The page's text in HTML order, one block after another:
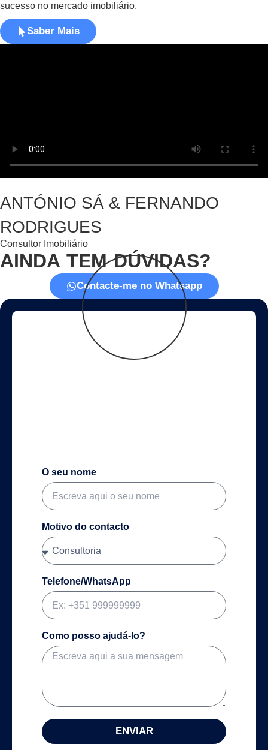
sucesso no mercado imobiliário.
Saber Mais
ANTÓNIO SÁ & FERNANDO
RODRIGUES
Consultor Imobiliário
AINDA TEM DÚVIDAS?
Contacte-me no Whatsapp
O seu nome
Motivo do contacto
Telefone/WhatsApp
Como posso ajudá-lo?
ENVIAR